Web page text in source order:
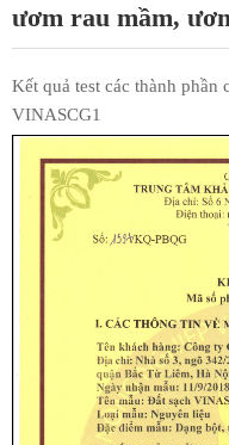
ươm rau mầm,
Kết quả test các thành phần
VINASCG1